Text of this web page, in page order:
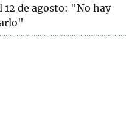
12 de agosto: "No hay